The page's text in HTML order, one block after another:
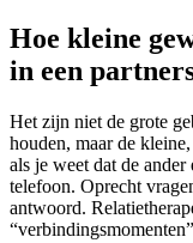
Hoe kleine
in een
Het zijn niet de grote
houden, maar de
als je weet dat de
telefoon. Oprecht
antwoord.